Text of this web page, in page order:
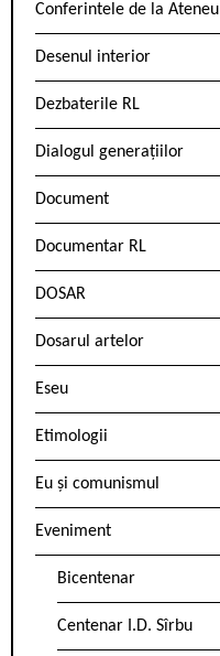
Conferintele de la Ateneu
Desenul interior
Dezbaterile RL
Dialogul generațiilor
Document
Documentar RL
DOSAR
Dosarul artelor
Eseu
Etimologii
Eu și comunismul
Eveniment
Bicentenar
Centenar I.D. Sîrbu